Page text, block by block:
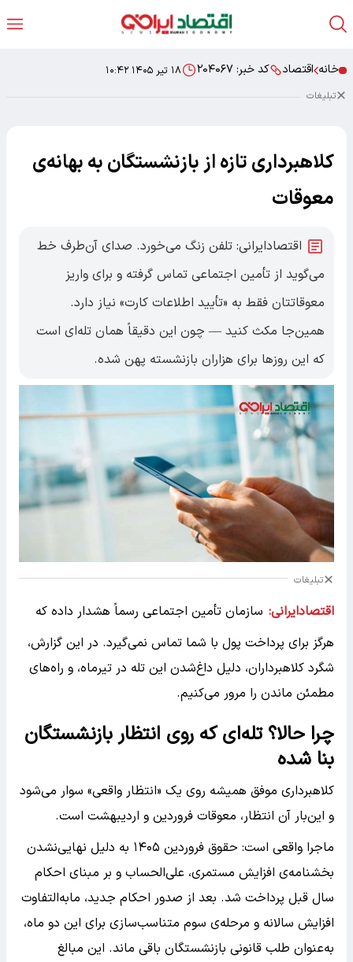
خانه اقتصاد کد خبر: ۲۰۴۰۶۷ ۱۸ تیر ۱۴۰۵ ۱۰:۴۲
تبلیغات
کلاهبرداری تازه از بازنشستگان به بهانه‌ی
معوقات
اقتصادایرانی: تلفن زنگ می‌خورد. صدای آن‌طرف خط
می‌گوید از تأمین اجتماعی تماس گرفته و برای واریز
معوقاتتان فقط به «تأیید اطلاعات کارت» نیاز دارد.
همین‌جا مکث کنید — چون این دقیقاً همان تله‌ای است
که این روزها برای هزاران بازنشسته پهن شده.
تبلیغات
اقتصادایرانی: سازمان تأمین اجتماعی رسماً هشدار داده که
هرگز برای پرداخت پول با شما تماس نمی‌گیرد. در این گزارش،
شگرد کلاهبرداران، دلیل داغ‌شدن این تله در تیرماه، و راه‌های
مطمئن ماندن را مرور می‌کنیم.
چرا حالا؟ تله‌ای که روی انتظار بازنشستگان
بنا شده
کلاهبرداری موفق همیشه روی یک «انتظار واقعی» سوار می‌شود
و این‌بار آن انتظار، معوقات فروردین و اردیبهشت است.
ماجرا واقعی است: حقوق فروردین ۱۴۰۵ به دلیل نهایی‌نشدن
بخشنامه‌ی افزایش مستمری، علی‌الحساب و بر مبنای احکام
سال قبل پرداخت شد. بعد از صدور احکام جدید، مابه‌التفاوت
افزایش سالانه و مرحله‌ی سوم متناسب‌سازی برای این دو ماه،
به‌عنوان طلب قانونی بازنشستگان باقی ماند. این مبالغ